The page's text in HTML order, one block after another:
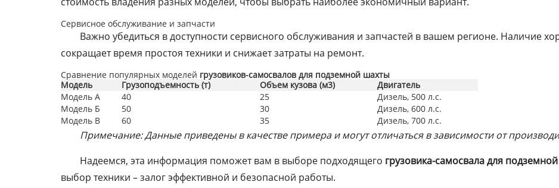
Сервисное обслуживание и запчасти
Важно убедиться в доступности сервисного обслуживания и запчастей в вашем регионе. Наличие
сокращает время простоя техники и снижает затраты на ремонт.
Сравнение популярных моделей грузовиков-самосвалов для подземной шахты
Модель
Грузоподъемность (т) Объем кузова (м3)
Двигатель
Модель А
40 25
Дизель, 500 л.с.
Модель Б
50 30
Дизель, 600 л.с.
Модель В
60 35 Дизель, 700 л.с.
Примечание: Данные приведены в качестве примера и могут отличаться в зависимости от
Надеемся, эта информация поможет вам в выборе подходящего грузовика-самосвала для
выбор техники – залог эффективной и безопасной работы.